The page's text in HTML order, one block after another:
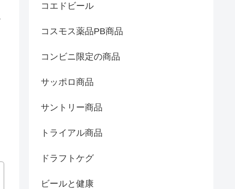
コエドビール
コスモス薬品PB商品
コンビニ限定の商品
サッポロ商品
サントリー商品
トライアル商品
ドラフトケグ
ビールと健康